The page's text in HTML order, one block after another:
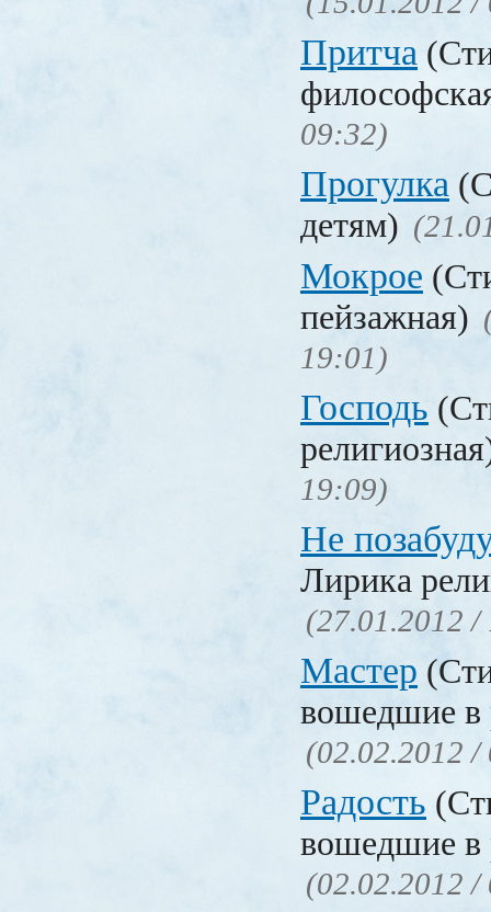
Притча
09:32)
Прогулка
детям)
Мокрое
пейзажная)
19:01)
Господь
19:09)
Не
Лирика
(27.01.2012 /
Мастер
вошедшие в
(02.02.2012 /
Радость
вошедшие в
(02.02.2012 /